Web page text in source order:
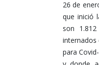
26 de
que inició
son
internados
para